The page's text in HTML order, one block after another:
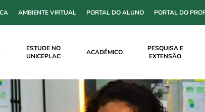
AMBIENTE VIRTUAL PORTAL DO ALUNO PORTAL DO
ESTUDE NO
UNICEPLAC
ACADÊMICO
PESQUISA E
EXTENSÃO